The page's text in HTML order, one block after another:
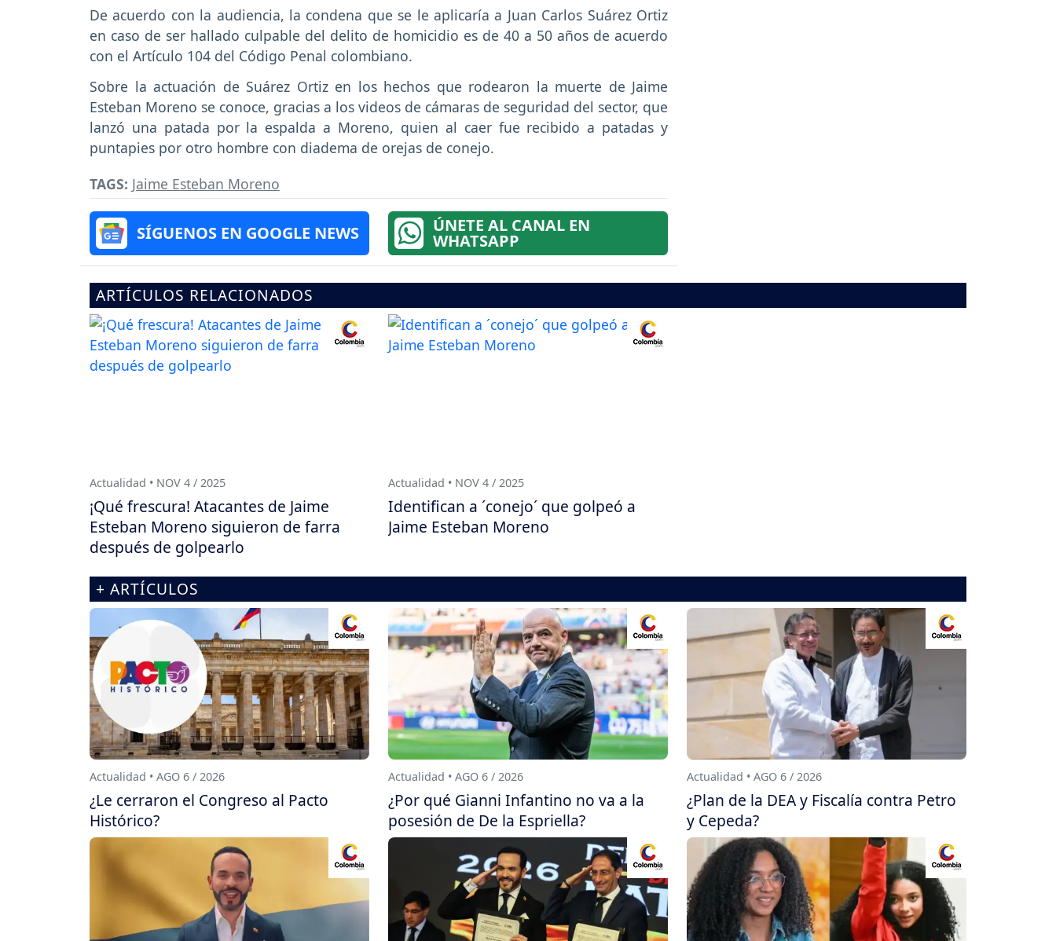
De acuerdo con la audiencia, la condena que se le aplicaría a Juan Carlos Suárez Ortiz
en caso de ser hallado culpable del delito de homicidio es de 40 a 50 años de acuerdo
con el Artículo 104 del Código Penal colombiano.
Sobre la actuación de Suárez Ortiz en los hechos que rodearon la muerte de Jaime
Esteban Moreno se conoce, gracias a los videos de cámaras de seguridad del sector, que
lanzó una patada por la espalda a Moreno, quien al caer fue recibido a patadas y
puntapies por otro hombre con diadema de orejas de conejo.
TAGS: Jaime Esteban Moreno
SÍGUENOS EN GOOGLE NEWS ÚNETE AL CANAL EN
WHATSAPP
ARTÍCULOS RELACIONADOS
Actualidad • NOV 4 / 2025
¡Qué frescura! Atacantes de Jaime
Esteban Moreno siguieron de farra
después de golpearlo
Actualidad • NOV 4 / 2025
Identifican a ´conejo´ que golpeó a
Jaime Esteban Moreno
+ ARTÍCULOS
Actualidad • AGO 6 / 2026
¿Le cerraron el Congreso al Pacto
Histórico?
Actualidad • AGO 6 / 2026
¿Por qué Gianni Infantino no va a la
posesión de De la Espriella?
Actualidad • AGO 6 / 2026
¿Plan de la DEA y Fiscalía contra Petro
y Cepeda?